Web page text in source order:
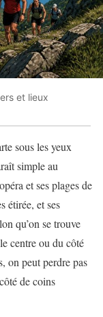
et lieux
sous les yeux
simple au
et ses plages de
étirée, et ses
qu’on se trouve
centre ou du côté
on peut perdre pas
de coins